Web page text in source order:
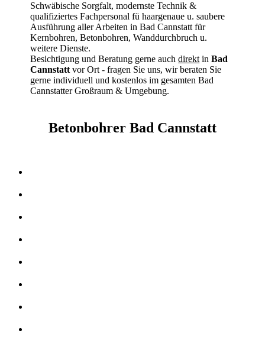
Schwäbische Sorgfalt, modernste Technik &
qualifiziertes Fachpersonalfü haargenaue u. saubere
Ausführung aller Arbeitenin Bad Cannstatt für
Kernbohren, Betonbohren, Wanddurchbruch u.
weitere Dienste.
Besichtigung und Beratung gerne auchdirekt inBad
Cannstatt vor Ort - fragen Sie uns, wir beraten Sie
gerne individuell und kostenlos im gesamten Bad
Cannstatter Großraum & Umgebung.
Betonbohrer Bad Cannstatt